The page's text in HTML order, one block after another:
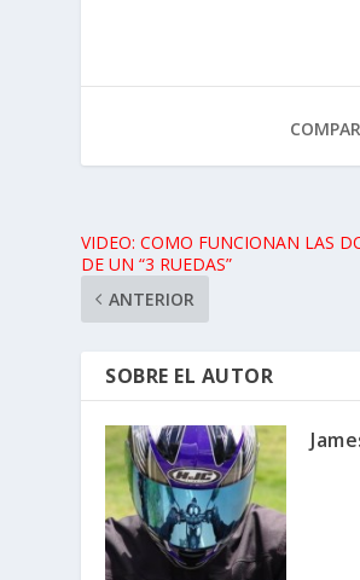
VIDEO: COMO FUNCIONAN LAS
DE UN “3 RUEDAS”
ANTERIOR
SOBRE EL AUTOR